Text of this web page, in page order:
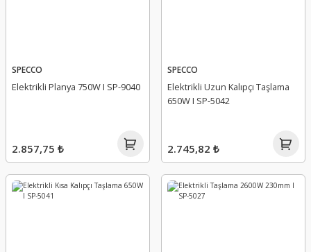
SPECCO
Elektrikli Planya 750W I SP-9040
2.857,75 ₺
SPECCO
Elektrikli Uzun Kalıpçı Taşlama
650W I SP-5042
2.745,82 ₺